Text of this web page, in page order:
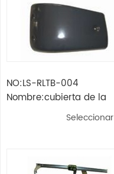
NO:LS-RLTB-004
Nombre:cubierta de la
esquina keraxSeleccionar